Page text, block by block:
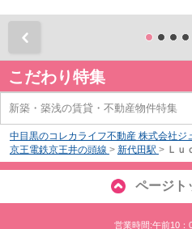
こだわり特集
新築・築浅の賃貸・不動産物件特集
中目黒のコレカライフ不動産 株式会社ジ
京王電鉄京王井の頭線 > 新代田駅 > Ｌｕ
ページト
営業時間:午前10：